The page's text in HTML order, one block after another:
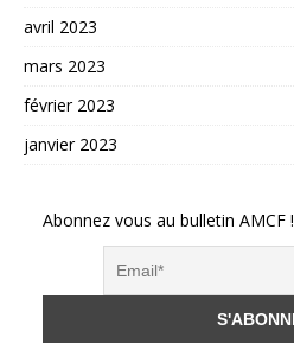
avril 2023
mars 2023
février 2023
janvier 2023
Abonnez vous au bulletin AMCF !